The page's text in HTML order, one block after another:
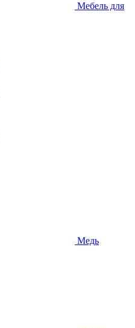
Мебель для
Медь